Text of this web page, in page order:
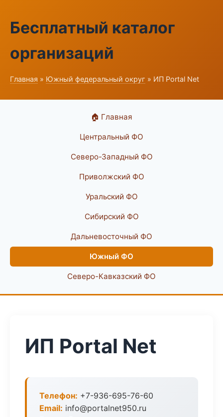
Бесплатный каталог
организаций
Главная » Южный федеральный округ » ИП Portal Net
🏠 Главная
Центральный ФО
Северо-Западный ФО
Приволжский ФО
Уральский ФО
Сибирский ФО
Дальневосточный ФО
Южный ФО
Северо-Кавказский ФО
ИП Portal Net
Телефон: +7-936-695-76-60
Email: info@portalnet950.ru